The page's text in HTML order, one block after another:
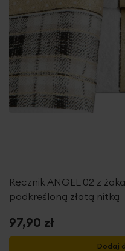
Ręcznik ANGEL 02 z
podkreśloną złotą nitką
97,90 zł
Dodaj